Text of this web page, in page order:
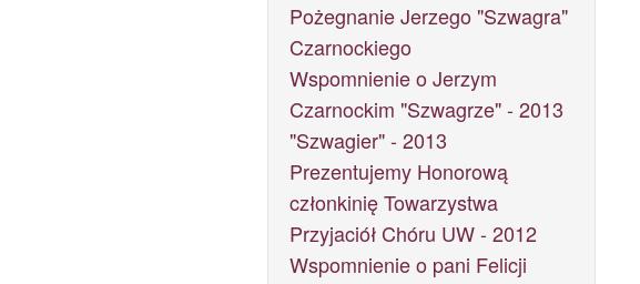
Pożegnanie Jerzego "Szwagra"
Czarnockiego
Wspomnienie o Jerzym
Czarnockim "Szwagrze" - 2013
"Szwagier" - 2013
Prezentujemy Honorową
członkinię Towarzystwa
Przyjaciół Chóru UW - 2012
Wspomnienie o pani Felicji